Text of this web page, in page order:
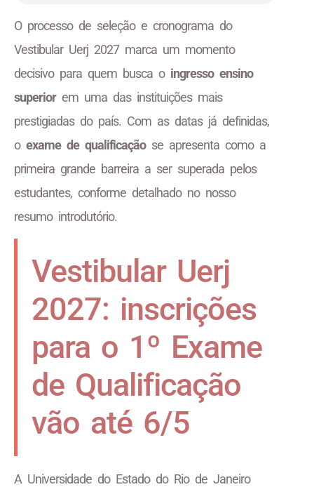
O processo de seleção e cronograma do
Vestibular Uerj 2027 marca um momento
decisivo para quem busca o ingresso ensino
superiorem uma das instituições mais
prestigiadas do país. Com as datas já definidas,
o exame de qualificaçãose apresenta como a
primeira grande barreira a ser superada pelos
estudantes, conforme detalhado no nosso
resumo introdutório.
Vestibular Uerj
2027: inscrições
para o 1º Exame
de Qualificação
vão até 6/5
A Universidade do Estado do Rio de Janeiro